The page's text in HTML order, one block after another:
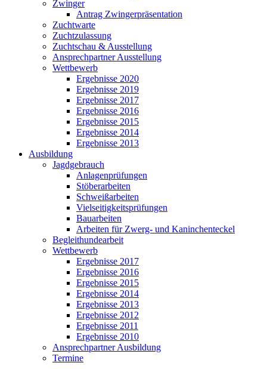
Zwinger
Antrag Zwingerpräsentation
Zuchtwarte
Zuchtzulassung
Zuchtschau & Ausstellung
Ansprechpartner Ausstellung
Wettbewerb
Ergebnisse 2020
Ergebnisse 2019
Ergebnisse 2017
Ergebnisse 2016
Ergebnisse 2015
Ergebnisse 2014
Ergebnisse 2013
Ausbildung
Jagdgebrauch
Anlagenprüfungen
Stöberarbeiten
Schweißarbeiten
Vielseitigkeitsprüfungen
Bauarbeiten
Arbeiten für Zwerg- und Kaninchenteckel
Begleithundearbeit
Wettbewerb
Ergebnisse 2017
Ergebnisse 2016
Ergebnisse 2015
Ergebnisse 2014
Ergebnisse 2013
Ergebnisse 2012
Ergebnisse 2011
Ergebnisse 2010
Ansprechpartner Ausbildung
Termine